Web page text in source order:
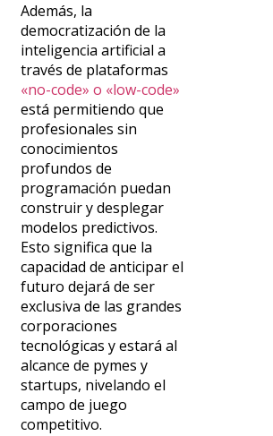
Además, la
democratización de la
inteligencia artificial a
través de plataformas
«no-code» o «low-code»
está permitiendo que
profesionales sin
conocimientos
profundos de
programación puedan
construir y desplegar
modelos predictivos.
Esto significa que la
capacidad de anticipar el
futuro dejará de ser
exclusiva de las grandes
corporaciones
tecnológicas y estará al
alcance de pymes y
startups, nivelando el
campo de juego
competitivo.